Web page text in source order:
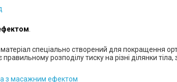
.
спеціально створений для покращення
правильному розподілу тиску на різні ділянки